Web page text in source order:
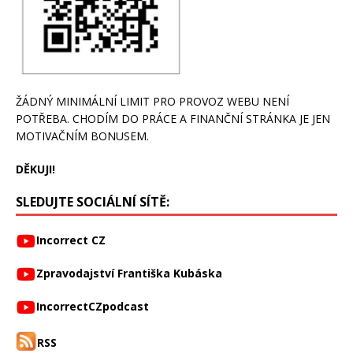
ŽÁDNÝ MINIMÁLNÍ LIMIT PRO PROVOZ WEBU NENÍ
POTŘEBA. CHODÍM DO PRÁCE A FINANČNÍ STRÁNKA JE JEN
MOTIVAČNÍM BONUSEM.
DĚKUJI!
SLEDUJTE SOCIÁLNÍ SÍTĚ:
Incorrect CZ
Zpravodajství Františka Kubáska
IncorrectCZpodcast
RSS